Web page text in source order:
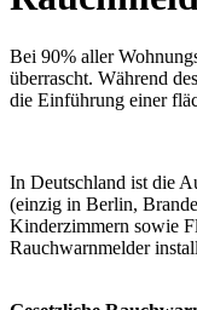
Bei 90% aller
überrascht. Während
die Einführung einer
In Deutschland ist die
(einzig in Berlin,
Kinderzimmern sowie
Rauchwarnmelder